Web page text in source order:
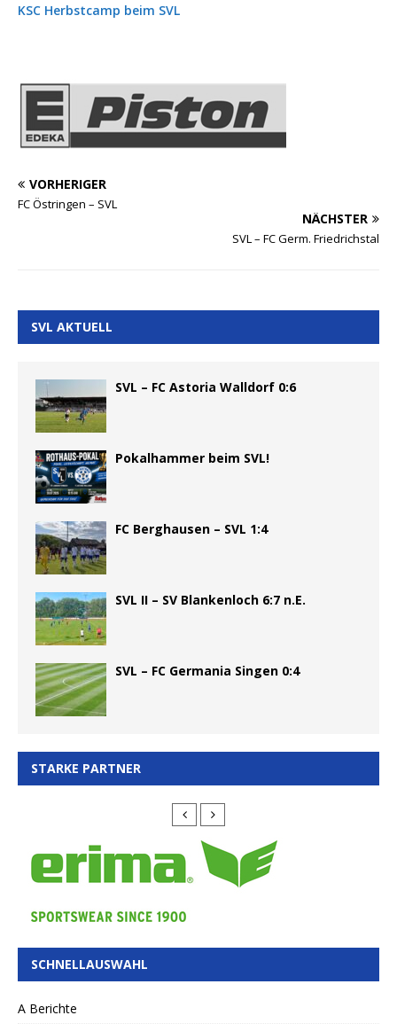
KSC Herbstcamp beim SVL
VORHERIGER
FC Östringen – SVL
NÄCHSTER
SVL – FC Germ. Friedrichstal
SVL AKTUELL
SVL – FC Astoria Walldorf 0:6
Pokalhammer beim SVL!
FC Berghausen – SVL 1:4
SVL II – SV Blankenloch 6:7 n.E.
SVL – FC Germania Singen 0:4
STARKE PARTNER
SCHNELLAUSWAHL
A Berichte